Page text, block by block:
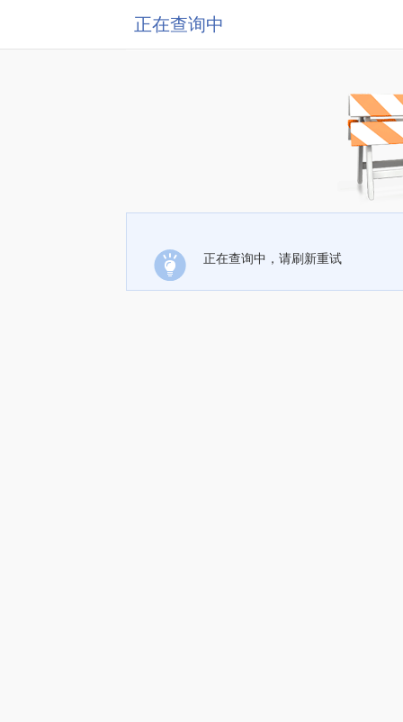
正在查询中
正在查询中，请刷新重试